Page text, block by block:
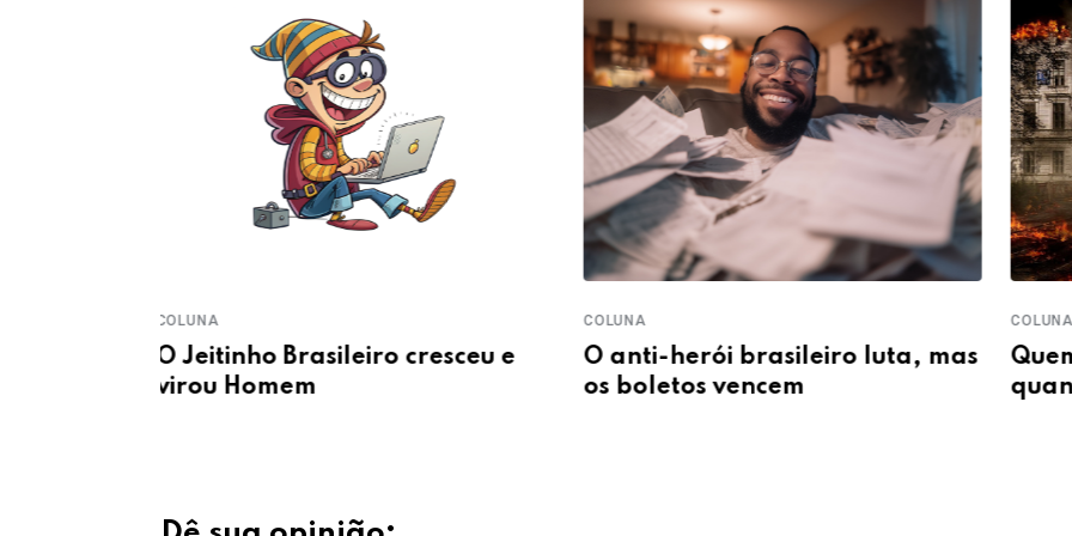
COLUNA
O anti-herói brasileiro luta, mas
os boletos vencem
COLUNA
Quem ganha e quem perde
quando o assunto é a guerra
COLUNA
Que